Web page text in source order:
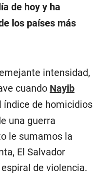
de hoy y ha
los países más
intensidad,
cuando Nayib
índice de homicidios
una guerra
le sumamos la
El Salvador
de violencia.